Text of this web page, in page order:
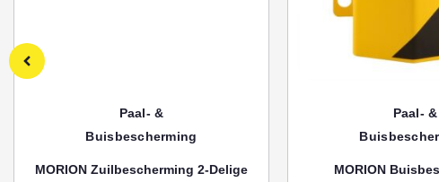
Paal- &
Buisbescherming
MORION Zuilbescherming 2-Delige
Paal- &
MORION